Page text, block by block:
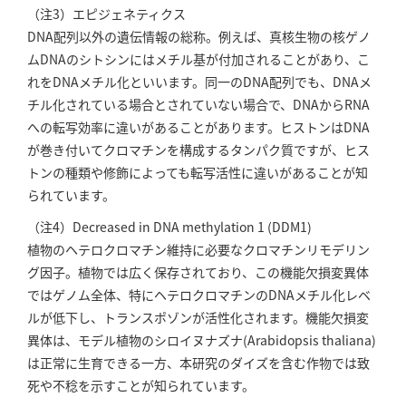
（注3）エピジェネティクス
DNA配列以外の遺伝情報の総称。例えば、真核生物の核ゲノ
ムDNAのシトシンにはメチル基が付加されることがあり、こ
れをDNAメチル化といいます。同一のDNA配列でも、DNAメ
チル化されている場合とされていない場合で、DNAからRNA
への転写効率に違いがあることがあります。ヒストンはDNA
が巻き付いてクロマチンを構成するタンパク質ですが、ヒス
トンの種類や修飾によっても転写活性に違いがあることが知
られています。
（注4）Decreased in DNA methylation 1 (DDM1)
植物のヘテロクロマチン維持に必要なクロマチンリモデリン
グ因子。植物では広く保存されており、この機能欠損変異体
ではゲノム全体、特にヘテロクロマチンのDNAメチル化レベ
ルが低下し、トランスポゾンが活性化されます。機能欠損変
異体は、モデル植物のシロイヌナズナ(Arabidopsis thaliana)
は正常に生育できる一方、本研究のダイズを含む作物では致
死や不稔を示すことが知られています。